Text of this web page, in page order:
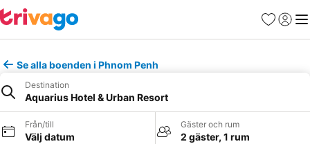
Favoriter
Logga
Se alla boenden i Phnom Penh
Destination
Aquarius Hotel & Urban Resort
Från/till
Välj datum
Gäster och rum
2 gäster, 1 rum